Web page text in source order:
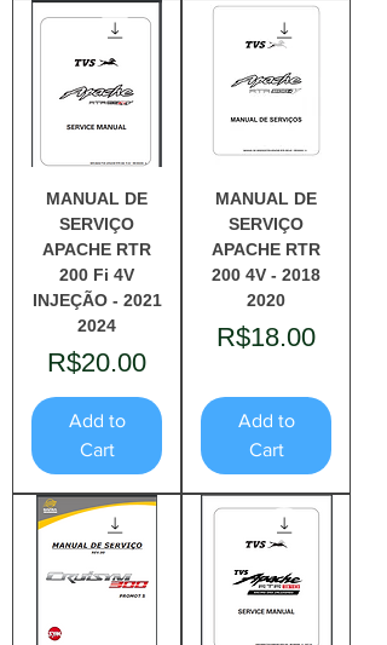
MANUAL DE
SERVIÇO
APACHE RTR
200 Fi 4V
INJEÇÃO - 2021
2024
Price
R$20.00
Add to
Cart
MANUAL DE
SERVIÇO
APACHE RTR
200 4V - 2018
2020
Price
R$18.00
Add to
Cart